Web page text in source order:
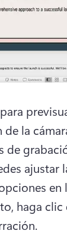
de
ajustar
en
haga clic